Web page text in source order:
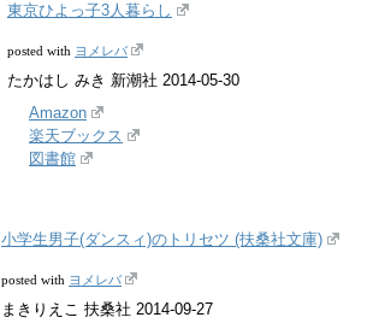
東京ひよっ子3人暮らし
posted with ヨメレバ
たかはし みき 新潮社 2014-05-30
Amazon
楽天ブックス
図書館
小学生男子(ダンスィ)のトリセツ (扶桑社文庫)
posted with ヨメレバ
まきりえこ 扶桑社 2014-09-27